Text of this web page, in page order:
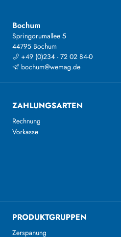
Bochum
Springorumallee 5
44795 Bochum
+49 (0)234 - 72 02 84-0
bochum@wemag.de
ZAHLUNGSARTEN
Rechnung
Vorkasse
PRODUKTGRUPPEN
Zerspanung